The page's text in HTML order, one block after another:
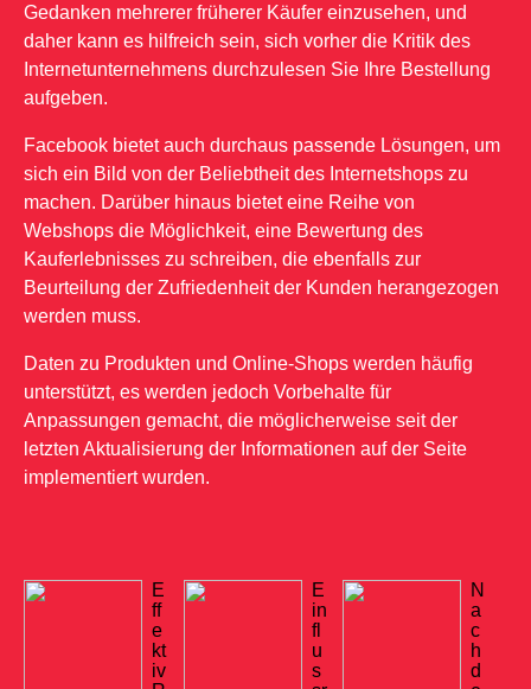
Gedanken mehrerer früherer Käufer einzusehen, und
daher kann es hilfreich sein, sich vorher die Kritik des
Internetunternehmens durchzulesen Sie Ihre Bestellung
aufgeben.
Facebook bietet auch durchaus passende Lösungen, um
sich ein Bild von der Beliebtheit des Internetshops zu
machen. Darüber hinaus bietet eine Reihe von
Webshops die Möglichkeit, eine Bewertung des
Kauferlebnisses zu schreiben, die ebenfalls zur
Beurteilung der Zufriedenheit der Kunden herangezogen
werden muss.
Daten zu Produkten und Online-Shops werden häufig
unterstützt, es werden jedoch Vorbehalte für
Anpassungen gemacht, die möglicherweise seit der
letzten Aktualisierung der Informationen auf der Seite
implementiert wurden.
E
ff
e
kt
iv
E
in
fl
u
s
N
a
c
h
d